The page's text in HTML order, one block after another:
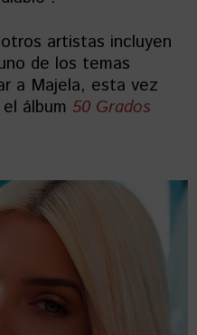
artistas incluyen
de los temas
a Majela, esta vez
álbum 50 Grados